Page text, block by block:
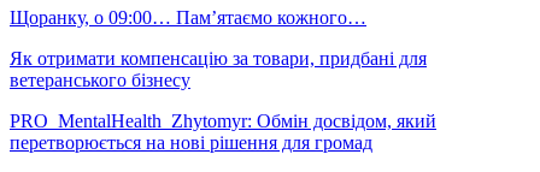
Щоранку, о 09:00… Пам’ятаємо кожного…
Як отримати компенсацію за товари, придбані для
ветеранського бізнесу
PRO_MentalHealth_Zhytomyr: Обмін досвідом, який
перетворюється на нові рішення для громад